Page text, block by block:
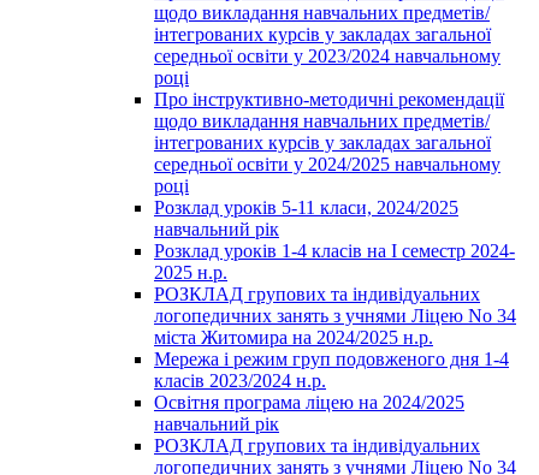
щодо викладання навчальних предметів/
інтегрованих курсів у закладах загальної
середньої освіти у 2023/2024 навчальному
році
Про інструктивно-методичні рекомендації
щодо викладання навчальних предметів/
інтегрованих курсів у закладах загальної
середньої освіти у 2024/2025 навчальному
році
Розклад уроків 5-11 класи, 2024/2025
навчальний рік
Розклад уроків 1-4 класів на І семестр 2024-
2025 н.р.
РОЗКЛАД групових та індивідуальних
логопедичних занять з учнями Ліцею No 34
міста Житомира на 2024/2025 н.р.
Мережа і режим груп подовженого дня 1-4
класів 2023/2024 н.р.
Освітня програма ліцею на 2024/2025
навчальний рік
РОЗКЛАД групових та індивідуальних
логопедичних занять з учнями Ліцею No 34